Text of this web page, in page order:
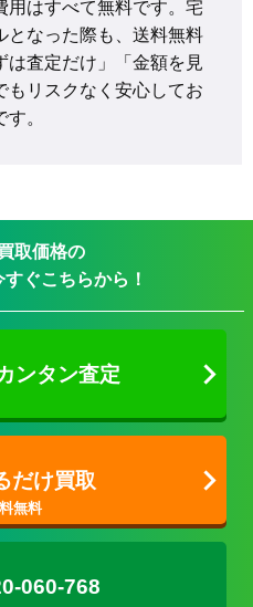
用はすべて無料です。宅
となった際も、送料無料
は査定だけ」「金額を見
もリスクなく安心してお
。
取価格の
ぐこちらから！
ンタン査定
だけ買取
060-768